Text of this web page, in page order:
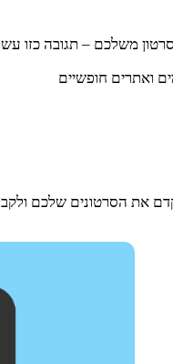
משלכם – תגובה כזו
ואתרים חופשיים
את הסרטונים שלכם